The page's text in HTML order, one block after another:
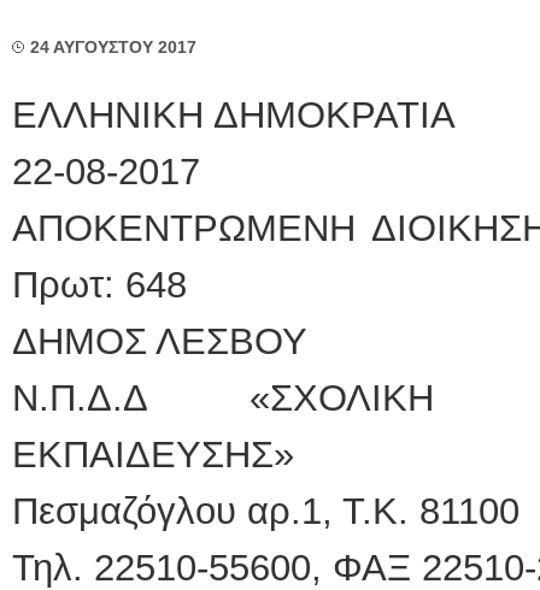
24 ΑΥΓΟΥΣΤΟΥ 2017
ΕΛΛΗΝΙΚΗ
22-08-2017
ΑΠΟΚΕΝΤΡΩΜΕΝΗ
Πρωτ: 648
ΔΗΜΟΣ ΛΕΣΒΟΥ
Ν.Π.Δ.Δ «ΣΧΟΛΙΚΗ
ΕΚΠΑΙΔΕΥΣΗΣ»
Πεσμαζόγλου αρ.1, Τ.Κ. 81100
Τηλ. 22510-55600, ΦΑΞ